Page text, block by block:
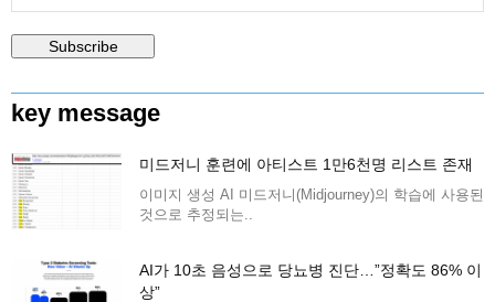
key message
미드저니 훈련에 아티스트 1만6천명 리스트 존재
이미지 생성 AI 미드저니(Midjourney)의 학습에 사용된
것으로 추정되는..
AI가 10초 음성으로 당뇨병 진단…”정확도 86% 이
상”